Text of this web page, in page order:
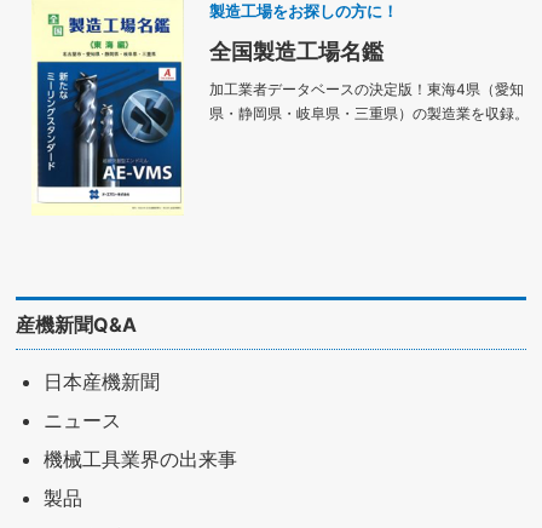
製造工場をお探しの方に！
全国製造工場名鑑
加工業者データベースの決定版！東海4県（愛知
県・静岡県・岐阜県・三重県）の製造業を収録。
産機新聞Q&A
日本産機新聞
ニュース
機械工具業界の出来事
製品